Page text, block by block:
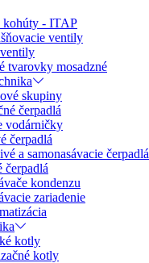
- ITAP
ventily
tvarovky mosadzné
skupiny
čerpadlá
vodárničky
čerpadlá
a samonasávacie čerpadlá
čerpadlá
kondenzu
zariadenie
kotly
kotly